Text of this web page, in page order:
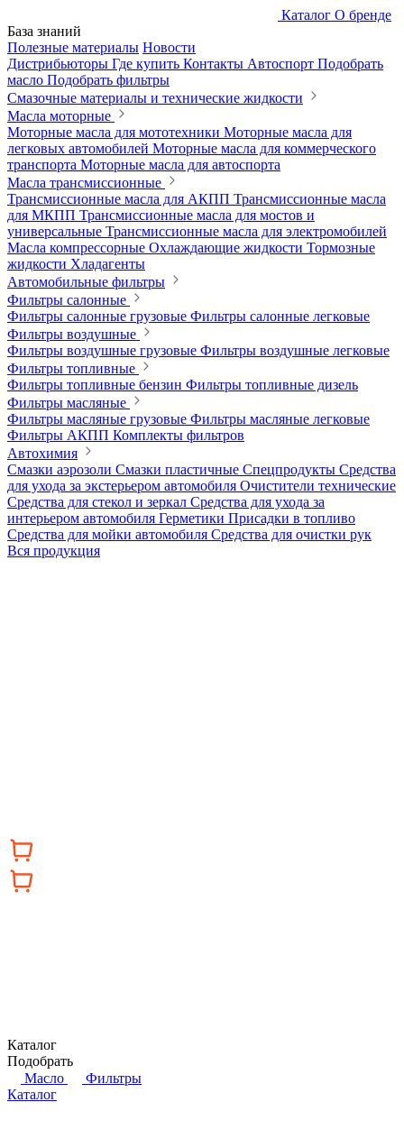
Каталог О бренде
База знаний
Полезные материалы Новости
Дистрибьюторы Где купить Контакты Автоспорт Подобрать
масло Подобрать фильтры
Смазочные материалы и технические жидкости
Масла моторные
Моторные масла для мототехники Моторные масла для
легковых автомобилей Моторные масла для коммерческого
транспорта Моторные масла для автоспорта
Масла трансмиссионные
Трансмиссионные масла для АКПП Трансмиссионные масла
для МКПП Трансмиссионные масла для мостов и
универсальные Трансмиссионные масла для электромобилей
Масла компрессорные Охлаждающие жидкости Тормозные
жидкости Хладагенты
Автомобильные фильтры
Фильтры салонные
Фильтры салонные грузовые Фильтры салонные легковые
Фильтры воздушные
Фильтры воздушные грузовые Фильтры воздушные легковые
Фильтры топливные
Фильтры топливные бензин Фильтры топливные дизель
Фильтры масляные
Фильтры масляные грузовые Фильтры масляные легковые
Фильтры АКПП Комплекты фильтров
Автохимия
Смазки аэрозоли Смазки пластичные Спецпродукты Средства
для ухода за экстерьером автомобиля Очистители технические
Средства для стекол и зеркал Средства для ухода за
интерьером автомобиля Герметики Присадки в топливо
Средства для мойки автомобиля Средства для очистки рук
Вся продукция
Каталог
Подобрать
Масло
Фильтры
Каталог